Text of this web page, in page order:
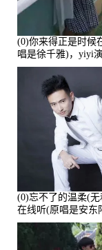
(0)你来得正是时候
唱是徐千雅)，yiyi
播:21991次
(0)忘不了的温柔(无
在线听(原唱是安东
演唱点播:17392次